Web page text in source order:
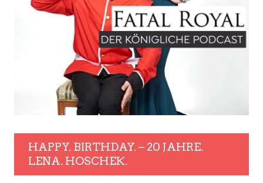
HAPPY. BIRTHDAY. – 20 JAHRE.
LENA. HOSCHEK.